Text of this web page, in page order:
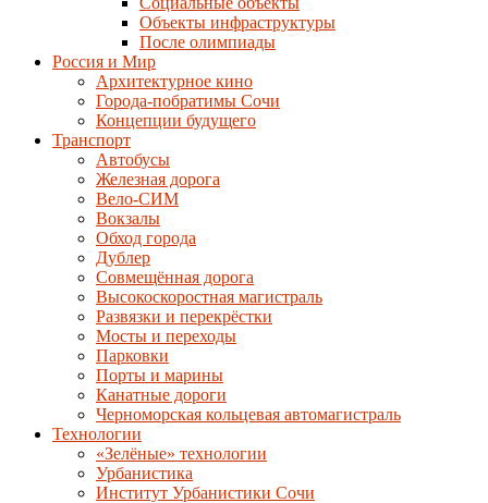
Объекты инфраструктуры
После олимпиады
Россия и Мир
Архитектурное кино
Города-побратимы Сочи
Концепции будущего
Транспорт
Автобусы
Железная дорога
Вело-СИМ
Вокзалы
Обход города
Дублер
Совмещённая дорога
Высокоскоростная магистраль
Развязки и перекрёстки
Мосты и переходы
Парковки
Порты и марины
Канатные дороги
Черноморская кольцевая автомагистраль
Технологии
«Зелёные» технологии
Урбанистика
Институт Урбанистики Сочи